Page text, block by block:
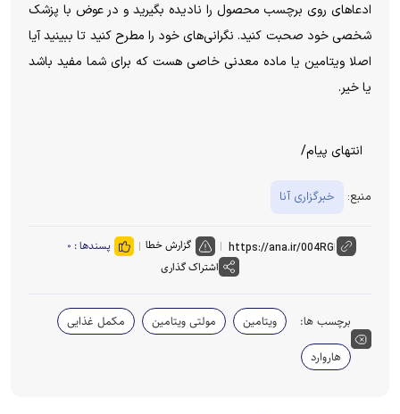
ادعا‌های روی برچسب محصول را نادیده بگیرید و در عوض با پزشک
شخصی خود صحبت کنید. نگرانی‌های خود را مطرح کنید تا ببینید آیا
اصلا ویتامین یا ماده معدنی خاصی هست که برای شما مفید باشد
یا خیر.
انتهای پیام/
منبع: خبرگزاری آنا
گزارش خطا پسندها : ۰
اشتراک گذاری
برچسب ها: ویتامین مولتی ویتامین
مکمل غذایی
هاروارد